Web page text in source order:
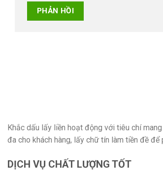
Khắc dấu lấy liền hoạt động với tiêu chí
đa cho khách hàng, lấy chữ tín làm tiền đề để
DỊCH VỤ CHẤT LƯỢNG TỐT